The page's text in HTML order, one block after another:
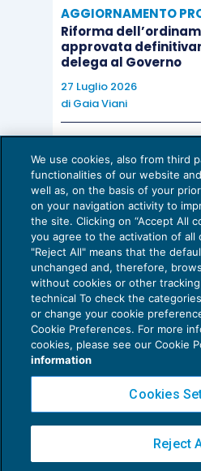
disp. att. c.c.,
consistenza o di
unità immobiliari; la
condominiali deve
ossequio alle tabelle
facoltà del condomino,
criteri di ripartizione, di
riconvenzionale, di
tabelle ai sensi del
nei confronti di tutti i
effetto della riforma
libello introduttivo al
condominio[3].
Orbene,la proprietà
facenti parte del
dalle tabelle millesimali;
è tenuto a prendere atto
unità, e convocare gli
quindi, hanno
AGGIORNAMENTO
Riforma
approvata
delega al Governo
27 Luglio 2026
di Gaia Viani
Come evitare le
guida per l’avvocato
24 Luglio 2026
di Sofia Savoia
Privacy
Cookie
Copyright 2016 ©Gruppo
Piazza Luigi Einaudi, 10N01 -
We use cookies, also from third
functionalities of our website
well as, on the basis of your
on your navigation activity to
the site. Clicking on “Accept All
you agree to the activation of all
"Reject All" means that the
unchanged and, therefore,
without cookies or other
technical To check the
or change your cookie
Cookie Preferences. For more
cookies, please see our Cookie
information
Cookies
Reject